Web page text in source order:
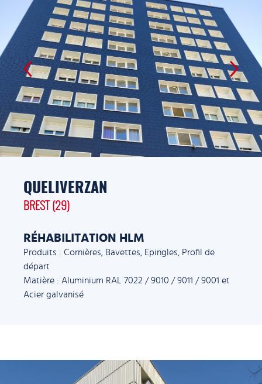
QUELIVERZAN
BREST (29)
RÉHABILITATION HLM
Produits : Cornières, Bavettes, Epingles, Profil de
départ
Matière : Aluminium RAL 7022 / 9010 / 9011 / 9001 et
Acier galvanisé